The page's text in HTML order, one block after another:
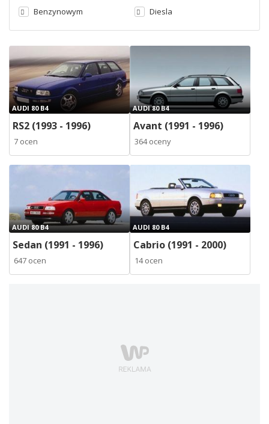
Benzynowym Diesla
AUDI 80 B4
RS2 (1993 - 1996)
7 ocen
AUDI 80 B4
Avant (1991 - 1996)
364 oceny
AUDI 80 B4
Sedan (1991 - 1996)
647 ocen
AUDI 80 B4
Cabrio (1991 - 2000)
14 ocen